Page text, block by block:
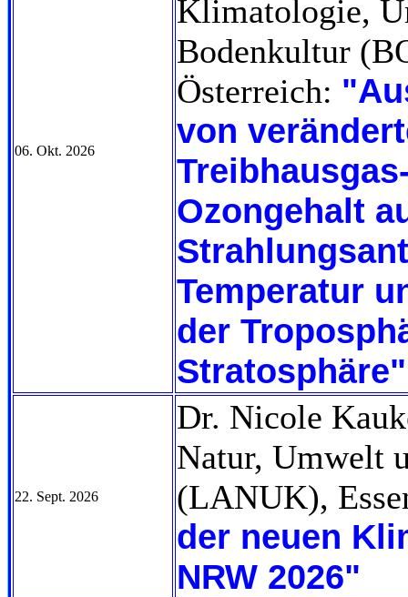
06. Okt. 2026
Klimatologie,
Bodenkultur
Österreich:
von
Ozongehalt
Temperatur
der
Stratosphäre"
22. Sept. 2026
Dr. Nicole
Natur, Umwelt
(LANUK),
der neuen
NRW 2026"